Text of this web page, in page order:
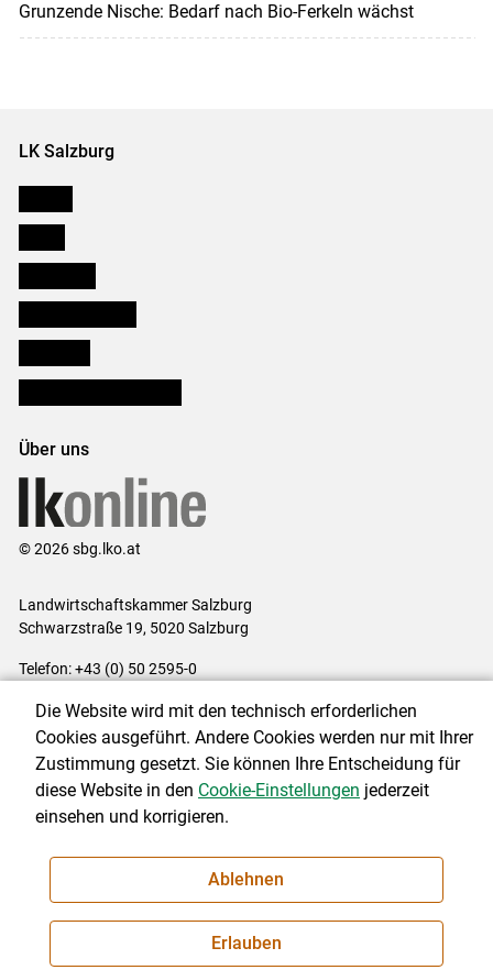
Grunzende Nische: Bedarf nach Bio-Ferkeln wächst
LK Salzburg
Über uns
© 2026 sbg.lko.at
Landwirtschaftskammer Salzburg
Schwarzstraße 19, 5020 Salzburg
Telefon: +43 (0) 50 2595-0
Impressum|Kontakt|Datenschutzerklärung|Barrierefreiheit|
Cookie-Einstellungen
NEWSLETTER
Die Website wird mit den technisch erforderlichen
Cookies ausgeführt. Andere Cookies werden nur mit Ihrer
Zustimmung gesetzt. Sie können Ihre Entscheidung für
diese Website in den Cookie-Einstellungen jederzeit
einsehen und korrigieren.
Ablehnen
Erlauben